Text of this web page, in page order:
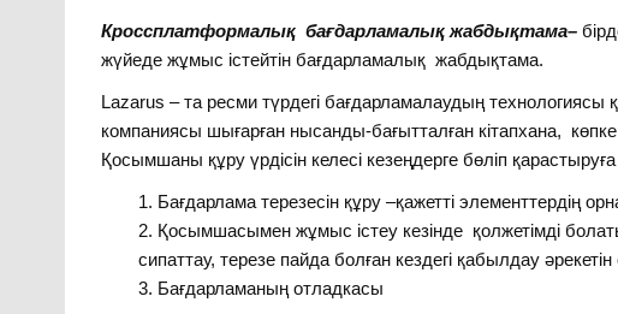
Кроссплатформалық бағдарламалық жабдықтама–
жүйеде жұмыс істейтін бағдарламалық жабдықтама.
Lazarus – та ресми түрдегі бағдарламалаудың
компаниясы шығарған нысанды-бағытталған кітапхана,
Қосымшаны құру үрдісін келесі кезеңдерге бөліп
Бағдарлама терезесін құру –қажетті элементтердің
Қосымшасымен жұмыс істеу кезінде қолжетімді
сипаттау, терезе пайда болған кездегі қабылдау
Бағдарламаның отладкасы